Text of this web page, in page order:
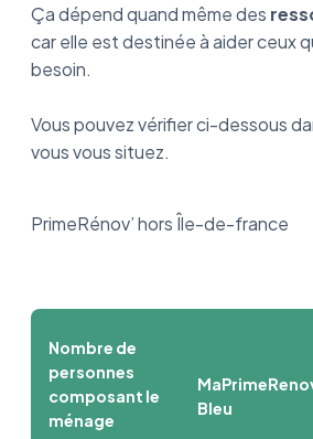
Ça dépend quand même des
car elle est destinée à aider ceux
besoin.
Vous pouvez vérifier ci-dessous
vous vous situez.
PrimeRénov’ hors Île-de-france
Nombre de
personnes
composant le
ménage
Bleu